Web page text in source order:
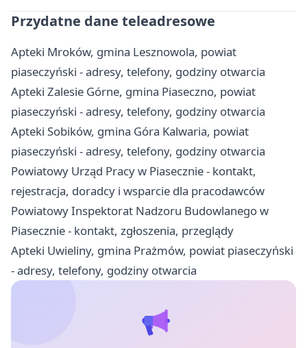
Przydatne dane teleadresowe
Apteki Mroków, gmina Lesznowola, powiat
piaseczyński - adresy, telefony, godziny otwarcia
Apteki Zalesie Górne, gmina Piaseczno, powiat
piaseczyński - adresy, telefony, godziny otwarcia
Apteki Sobików, gmina Góra Kalwaria, powiat
piaseczyński - adresy, telefony, godziny otwarcia
Powiatowy Urząd Pracy w Piasecznie - kontakt,
rejestracja, doradcy i wsparcie dla pracodawców
Powiatowy Inspektorat Nadzoru Budowlanego w
Piasecznie - kontakt, zgłoszenia, przeglądy
Apteki Uwieliny, gmina Prażmów, powiat piaseczyński
- adresy, telefony, godziny otwarcia